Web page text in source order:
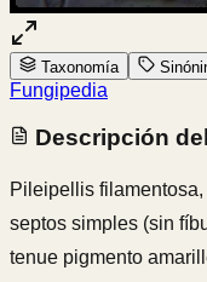
Taxonomía
Fungipedia
Descripción
Pileipellis
septos simples (sin
tenue pigmento